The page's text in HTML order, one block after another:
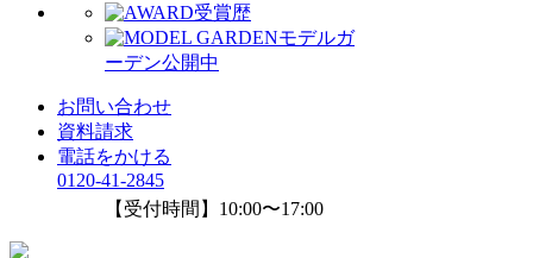
受賞歴
モデルガ
ーデン公開中
お問い合わせ
資料請求
電話をかける
0120-41-2845
【受付時間】10:00〜17:00